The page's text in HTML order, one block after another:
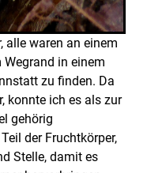
alle waren an einem
in einem
zu finden. Da
konnte ich es als zur
gehörig
der Fruchtkörper,
Stelle, damit es